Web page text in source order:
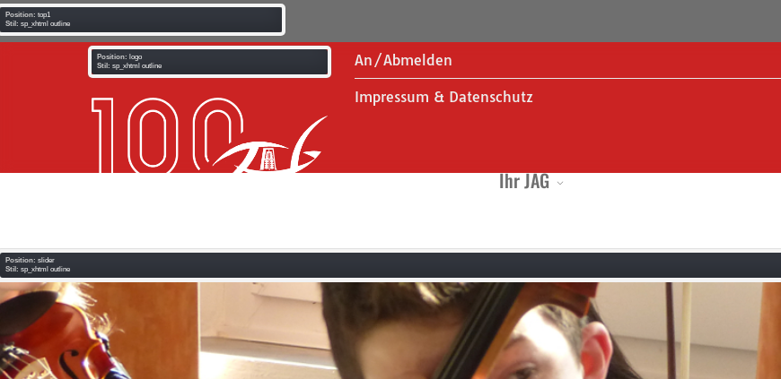
Position: top1
Stil: sp_xhtml outline
Position: logo
Stil: sp_xhtml outline An/Abmelden
Impressum & Datenschutz
Ihr JAG Organisiertes JAG
Position: slider
Stil: sp_xhtml outline